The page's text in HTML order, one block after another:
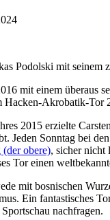
Podolski mit seinem
mit einem überaus
Akrobatik-Tor
2015 erzielte
Jeden Sonntag bei
obere), sicher nicht
Tor einen
mit bosnischen
Ein fantastisches
nachfragen.